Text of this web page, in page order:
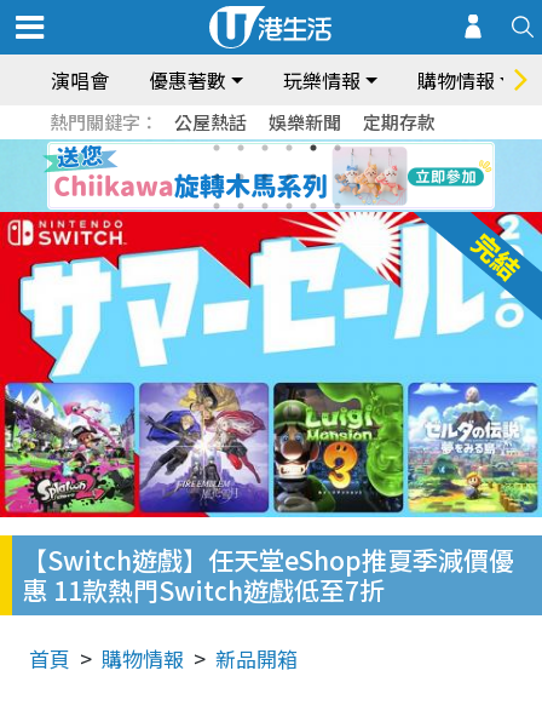
演唱會 優惠著數 玩樂情報 購物情報
熱門關鍵字： 公屋熱話 娛樂新聞 定期存款
【Switch遊戲】任天堂eShop推夏季減價優
惠 11款熱門Switch遊戲低至7折
首頁 購物情報 新品開箱